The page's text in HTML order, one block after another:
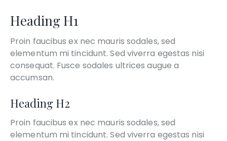
Heading H1
Proin faucibus ex nec mauris sodales, sed
elementum mi tincidunt. Sed viverra egestas nisi
consequat. Fusce sodales ultrices augue a
accumsan.
Heading H2
Proin faucibus ex nec mauris sodales, sed
elementum mi tincidunt. Sed viverra egestas nisi